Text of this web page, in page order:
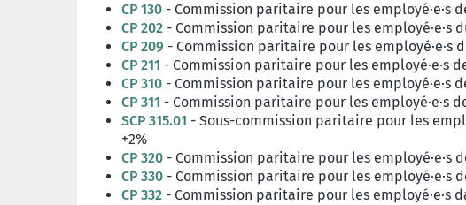
CP 130 - Commission paritaire pour les employé·e·s
CP 202 - Commission paritaire pour les employé·e·s
CP 209 - Commission paritaire pour les employé·e·s
CP 211 - Commission paritaire pour les employé·e·s
CP 310 - Commission paritaire pour les employé·e·s
CP 311 - Commission paritaire pour les employé·e·s
SCP 315.01 - Sous-commission paritaire pour les
+2%
CP 320 - Commission paritaire pour les employé·e·s
CP 330 - Commission paritaire pour les employé·e·s
CP 332 - Commission paritaire pour les employé·e·s